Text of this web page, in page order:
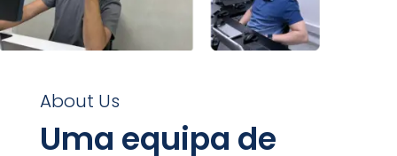
About Us
Uma equipa de